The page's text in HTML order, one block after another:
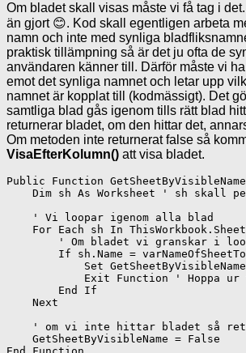
Om bladet skall visas måste vi få tag i
än gjort 😊. Kod skall egentligen arbeta
namn och inte med synliga
praktisk tillämpning så är det ju ofta de
användaren känner till. Därför måste vi
emot det synliga namnet och letar upp
namnet är kopplat till (kodmässigt). Det
samtliga blad gås igenom tills rätt blad
returnerar bladet, om den hittar det,
Om metoden inte returnerat false så
VisaEfterKolumn() att visa bladet.
Public Function
Dim sh As Worksheet ' sh skall
    ' Vi loopar igenom alla blad
For Each sh In
' Om bladet vi granskar i
If sh.Name =
Set
Exit Function ' Hoppa ur
        End If
    Next
' om vi inte hittar bladet så
    GetSheetByVisibleName = False